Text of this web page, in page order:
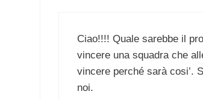
Ciao!!!! Quale sarebbe il
vincere una squadra che
vincere perché sarà cosi’.
noi.